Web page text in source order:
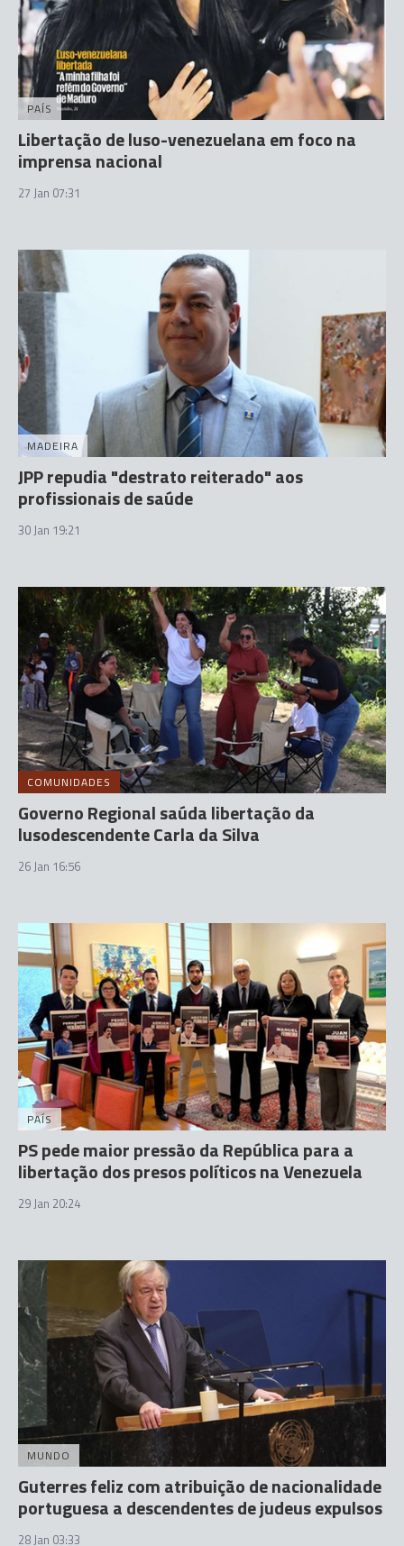
PAÍS
Libertação de luso-venezuelana em foco na
imprensa nacional
27 Jan 07:31
MADEIRA
JPP repudia "destrato reiterado" aos
profissionais de saúde
30 Jan 19:21
COMUNIDADES
Governo Regional saúda libertação da
lusodescendente Carla da Silva
26 Jan 16:56
PAÍS
PS pede maior pressão da República para a
libertação dos presos políticos na Venezuela
29 Jan 20:24
MUNDO
Guterres feliz com atribuição de nacionalidade
portuguesa a descendentes de judeus expulsos
28 Jan 03:33